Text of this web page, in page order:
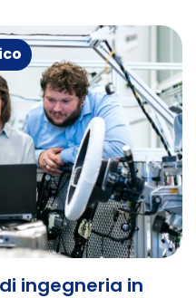
ingegneria in